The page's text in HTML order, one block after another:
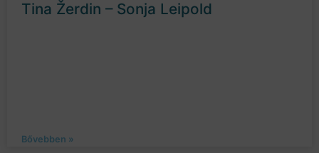
Tina Žerdin – Sonja Leipold
Bővebben »